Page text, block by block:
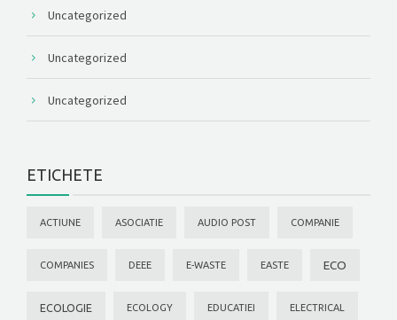
Uncategorized
Uncategorized
Uncategorized
ETICHETE
ACTIUNE ASOCIATIE AUDIO POST COMPANIE
COMPANIES DEEE E-WASTE EASTE ECO
ECOLOGIE ECOLOGY EDUCATIEI ELECTRICAL